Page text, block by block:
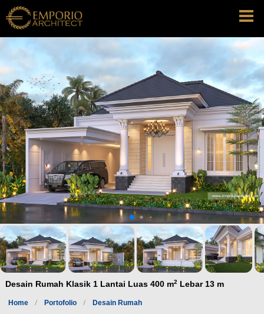
Desain Rumah Klasik 1 Lantai Luas 400 m2 Lebar 13 m
Home Portofolio Desain Rumah